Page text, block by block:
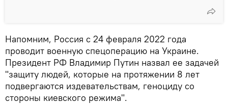
Напомним, Россия с 24 февраля 2022 года
проводит военную спецоперацию на Украине.
Президент РФ Владимир Путин назвал ее задачей
"защиту людей, которые на протяжении 8 лет
подвергаются издевательствам, геноциду со
стороны киевского режима".